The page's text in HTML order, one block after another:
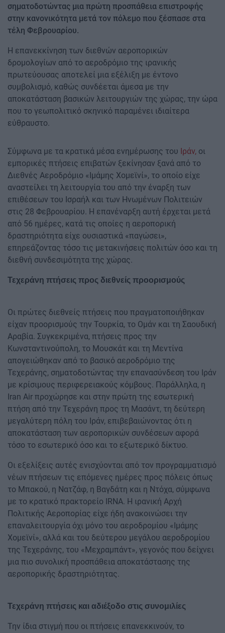
σηματοδοτώντας μια πρώτη προσπάθεια επιστροφής
στην κανονικότητα μετά τον πόλεμο που ξέσπασε στα
τέλη Φεβρουαρίου.
Η επανεκκίνηση των διεθνών αεροπορικών
δρομολογίων από το αεροδρόμιο της ιρανικής
πρωτεύουσας αποτελεί μια εξέλιξη με έντονο
συμβολισμό, καθώς συνδέεται άμεσα με την
αποκατάσταση βασικών λειτουργιών της χώρας, την ώρα
που το γεωπολιτικό σκηνικό παραμένει ιδιαίτερα
εύθραυστο.
Σύμφωνα με τα κρατικά μέσα ενημέρωσης του Ιράν, οι
εμπορικές πτήσεις επιβατών ξεκίνησαν ξανά από το
Διεθνές Αεροδρόμιο «Ιμάμης Χομεϊνί», το οποίο είχε
αναστείλει τη λειτουργία του από την έναρξη των
επιθέσεων του Ισραήλ και των Ηνωμένων Πολιτειών
στις 28 Φεβρουαρίου. Η επανέναρξη αυτή έρχεται μετά
από 56 ημέρες, κατά τις οποίες η αεροπορική
δραστηριότητα είχε ουσιαστικά «παγώσει»,
επηρεάζοντας τόσο τις μετακινήσεις πολιτών όσο και τη
διεθνή συνδεσιμότητα της χώρας.
Τεχεράνη πτήσεις προς διεθνείς προορισμούς
Οι πρώτες διεθνείς πτήσεις που πραγματοποιήθηκαν
είχαν προορισμούς την Τουρκία, το Ομάν και τη Σαουδική
Αραβία. Συγκεκριμένα, πτήσεις προς την
Κωνσταντινούπολη, το Μουσκάτ και τη Μεντίνα
απογειώθηκαν από το βασικό αεροδρόμιο της
Τεχεράνης, σηματοδοτώντας την επανασύνδεση του Ιράν
με κρίσιμους περιφερειακούς κόμβους. Παράλληλα, η
Iran Air προχώρησε και στην πρώτη της εσωτερική
πτήση από την Τεχεράνη προς τη Μασάντ, τη δεύτερη
μεγαλύτερη πόλη του Ιράν, επιβεβαιώνοντας ότι η
αποκατάσταση των αεροπορικών συνδέσεων αφορά
τόσο το εσωτερικό όσο και το εξωτερικό δίκτυο.
Οι εξελίξεις αυτές ενισχύονται από τον προγραμματισμό
νέων πτήσεων τις επόμενες ημέρες προς πόλεις όπως
το Μπακού, η Νατζάφ, η Βαγδάτη και η Ντόχα, σύμφωνα
με το κρατικό πρακτορείο IRNA. Η ιρανική Αρχή
Πολιτικής Αεροπορίας είχε ήδη ανακοινώσει την
επαναλειτουργία όχι μόνο του αεροδρομίου «Ιμάμης
Χομεϊνί», αλλά και του δεύτερου μεγάλου αεροδρομίου
της Τεχεράνης, του «Μεχραμπάντ», γεγονός που δείχνει
μια πιο συνολική προσπάθεια αποκατάστασης της
αεροπορικής δραστηριότητας.
Τεχεράνη πτήσεις και αδιέξοδο στις συνομιλίες
Την ίδια στιγμή που οι πτήσεις επανεκκινούν, το